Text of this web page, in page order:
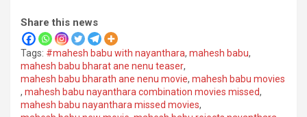
Share this news
Tags: #mahesh babu with nayanthara, mahesh babu,
mahesh babu bharat ane nenu teaser,
mahesh babu bharath ane nenu movie, mahesh babu movies
, mahesh babu nayanthara combination movies missed,
mahesh babu nayanthara missed movies,